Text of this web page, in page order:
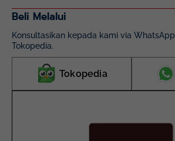
Beli Melalui
Konsultasikan kepada kami via
Tokopedia.
Tokopedia